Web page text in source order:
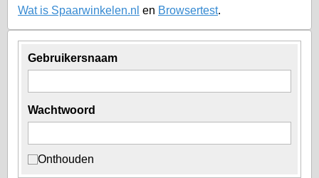
Gebruikersnaam
Wachtwoord
Onthouden
Wat is Spaarwinkelen.nl en Browsertest.